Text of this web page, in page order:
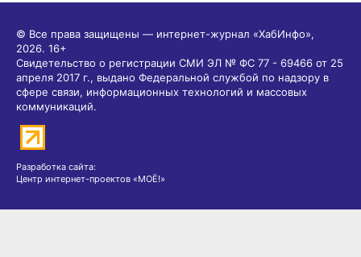
© Все права защищены — интернет-журнал «ХабИнфо»,
2026. 16+
Свидетельство о регистрации СМИ ЭЛ № ФС 77 - 69466 от 25
апреля 2017 г., выдано Федеральной службой по надзору в
сфере связи, информационных технологий и массовых
коммуникаций.
Разработка сайта:
Центр интернет-проектов «МОЁ!»